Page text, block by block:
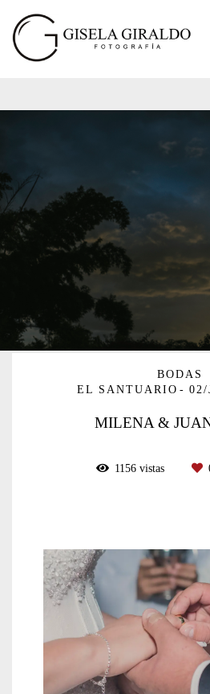
BODAS
EL SANTUARIO
02/
MILENA &
1156 vistas